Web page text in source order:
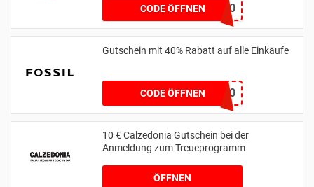
CODE ÖFFNENEXTRA50
Gutschein mit 40% Rabatt auf alle Einkäufe
CODE ÖFFNENFOSSIL40
10 € Calzedonia Gutschein bei der
Anmeldung zum Treueprogramm
ÖFFNEN